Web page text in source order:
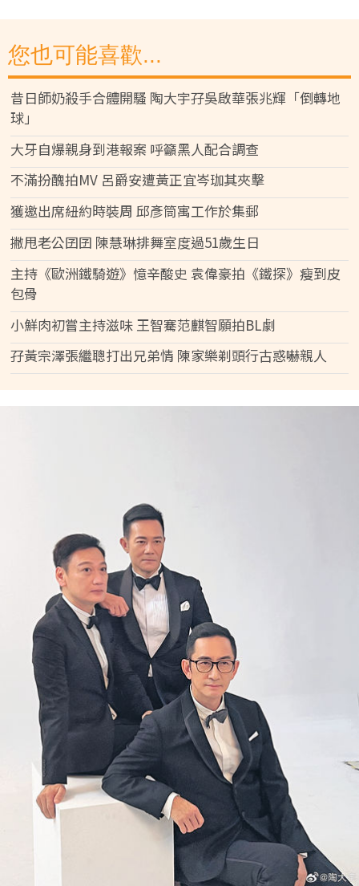
您也可能喜歡...
昔日師奶殺手合體開騷 陶大宇孖吳啟華張兆輝「倒轉地
球」
大牙自爆親身到港報案 呼籲黑人配合調查
不滿扮醜拍MV 呂爵安遭黃正宜岑珈其夾擊
獲邀出席紐約時裝周 邱彥筒寓工作於集郵
撇甩老公囝囝 陳慧琳排舞室度過51歲生日
主持《歐洲鐵騎遊》憶辛酸史 袁偉豪拍《鐵探》瘦到皮
包骨
小鮮肉初嘗主持滋味 王智騫范麒智願拍BL劇
孖黃宗澤張繼聰打出兄弟情 陳家樂剃頭行古惑嚇親人